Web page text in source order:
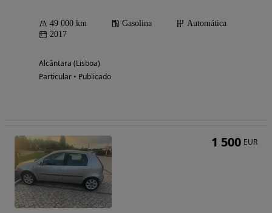
49 000 km Gasolina
Automática
2017
Alcântara (Lisboa)
Particular • Publicado
1 500 EUR